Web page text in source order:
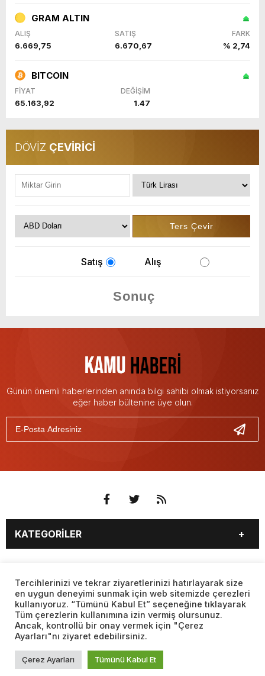
GRAM ALTIN
ALIŞ SATIŞ FARK
6.669,75 6.670,67 % 2,74
BITCOIN
FİYAT DEĞİŞİM
65.163,92 1.47
DÖVİZ ÇEVİRİCİ
Satış Alış
Günün önemli haberlerinden anında bilgi sahibi olmak istiyorsanız
eğer haber bültenine üye olun.
KATEGORİLER
EĞİTİM
SAĞLIK
YAŞAM
SPOR
MAGAZİN
KÜLTÜR SANAT
TEKNOLOJİ
DÜNYA
BİYOGRAFİLER
VIDEO GALERİ
SAYFALAR
BURÇLAR
CANLI BORSA
CANLI SONUÇLAR
CANLI TV
FİKSTÜR
FİRMA EKLE
FİRMA REHBERİ
GAZETE OKU
Web sitemizde yer alan haber içerikleri izin alınmadan,
kaynak gösterilerek dahi iktibas edilemez. Kanuna aykırı ve
izinsiz olarak kopyalanamaz, başka yerde yayınlanamaz.
Tercihlerinizi ve tekrar ziyaretlerinizi hatırlayarak size
en uygun deneyimi sunmak için web sitemizde çerezleri
kullanıyoruz. “Tümünü Kabul Et” seçeneğine tıklayarak
Tüm çerezlerin kullanımına izin vermiş olursunuz.
Ancak, kontrollü bir onay vermek için "Çerez
Ayarları"nı ziyaret edebilirsiniz.
Çerez Ayarları Tümünü Kabul Et